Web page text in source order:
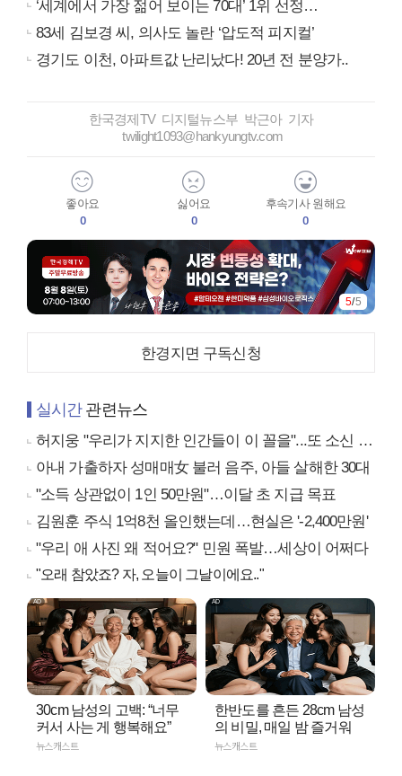
‘세계에서 가장 젊어 보이는 70대’ 1위 선정…
83세 김보경 씨, 의사도 놀란 ‘압도적 피지컬’
경기도 이천, 아파트값 난리났다! 20년 전 분양가..
한국경제TV 디지털뉴스부 박근아 기자
twilight1093@hankyungtv.com
좋아요
0
싫어요
0
후속기사 원해요
0
5/5
한경지면 구독신청
실시간관련뉴스
허지웅 "우리가 지지한 인간들이 이 꼴을"...또 소신 발언
아내 가출하자 성매매女 불러 음주, 아들 살해한 30대
"소득 상관없이 1인 50만원"…이달 초 지급 목표
김원훈 주식 1억8천 올인했는데…현실은 '-2,400만원'
"우리 애 사진 왜 적어요?" 민원 폭발…세상이 어쩌다
"오래 참았죠? 자, 오늘이 그날이에요.."
30cm 남성의 고백: “너무
커서 사는 게 행복해요”
뉴스캐스트
한반도를 흔든 28cm 남성
의 비밀, 매일 밤 즐거워
뉴스캐스트